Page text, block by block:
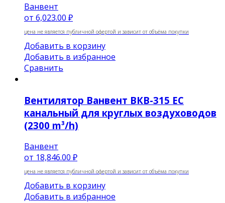
Ванвент
от 6,023.00 ₽
цена не является публичной офертой и зависит от объёма покупки
Добавить в корзину
Добавить в избранное
Сравнить
Вентилятор Ванвент ВКВ-315 EC
канальный для круглых воздуховодов
(2300 m³/h)
Ванвент
от 18,846.00 ₽
цена не является публичной офертой и зависит от объёма покупки
Добавить в корзину
Добавить в избранное